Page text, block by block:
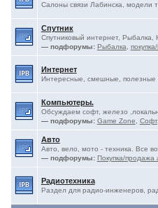
Салоны связи Лабинска, модели
Спутник
Спутниковый интернет, Рыбалка,
— подфорумы: Рыбалка
Интернет
Интересные, смешные, полезные
Компьютеры.
Обсуждаем софт, железо
— подфорумы: Game Zone Софт,
Авто
Авто, вело, мото - техника. Все
— подфорумы: Покупка/продажа
Радиотехника
Раздел для радио-инженеров,